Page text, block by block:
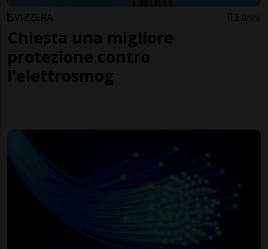
SVIZZERA 3 anni
Chiesta una migliore
protezione contro
l'elettrosmog